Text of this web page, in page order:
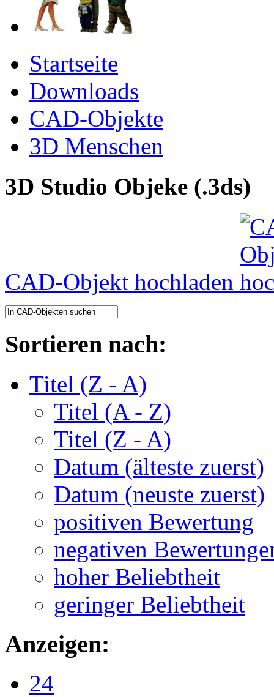
Startseite
Downloads
CAD-Objekte
3D Menschen
3D Studio Objeke (.3ds)
CAD-Objekt hochladen
Sortieren nach:
Titel (Z - A)
Titel (A - Z)
Titel (Z - A)
Datum (älteste zuerst)
Datum (neuste zuerst)
positiven Bewertung
negativen
hoher Beliebtheit
geringer Beliebtheit
Anzeigen:
24